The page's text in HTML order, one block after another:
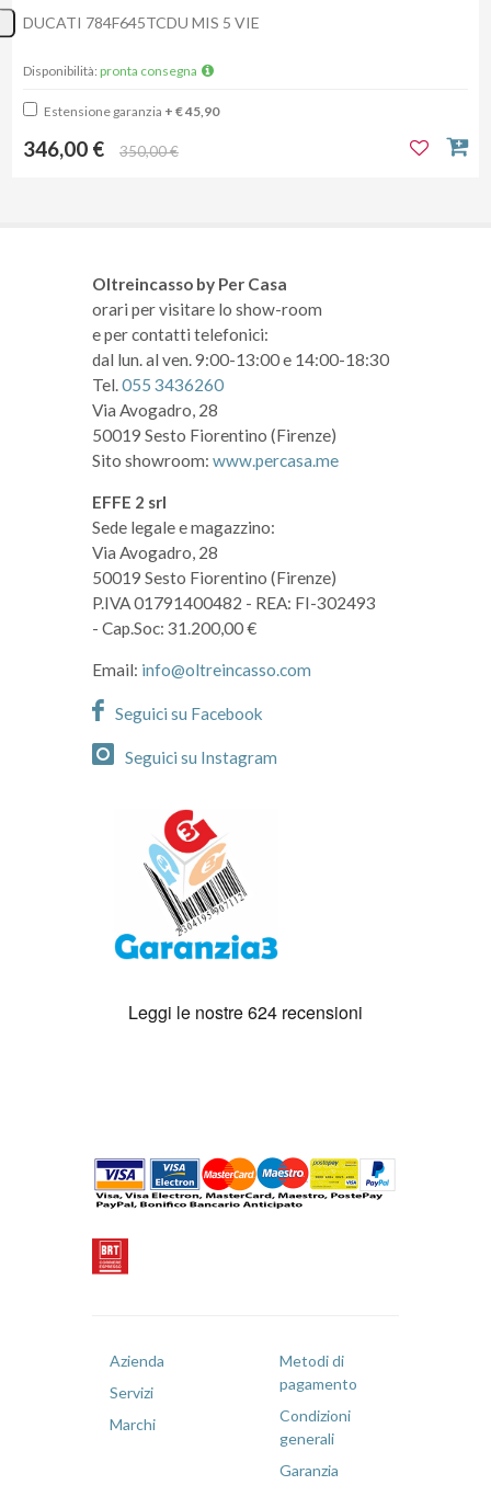
DUCATI 784F645TCDU MIS 5 VIE
Disponibilità: pronta consegna
Estensione garanzia + € 45,90
346,00 € 350,00 €
Oltreincasso by Per Casa
orari per visitare lo show-room
e per contatti telefonici:
dal lun. al ven. 9:00-13:00 e 14:00-18:30
Tel.055 3436260
Via Avogadro, 28
50019 Sesto Fiorentino (Firenze)
Sito showroom: www.percasa.me
EFFE 2 srl
Sede legale e magazzino:
Via Avogadro, 28
50019 Sesto Fiorentino (Firenze)
P.IVA 01791400482 - REA: FI-302493
- Cap.Soc: 31.200,00 €
Email: info@oltreincasso.com
Seguici su Facebook
Seguici su Instagram
Azienda
Servizi
Marchi
Metodi di
pagamento
Condizioni
generali
Garanzia